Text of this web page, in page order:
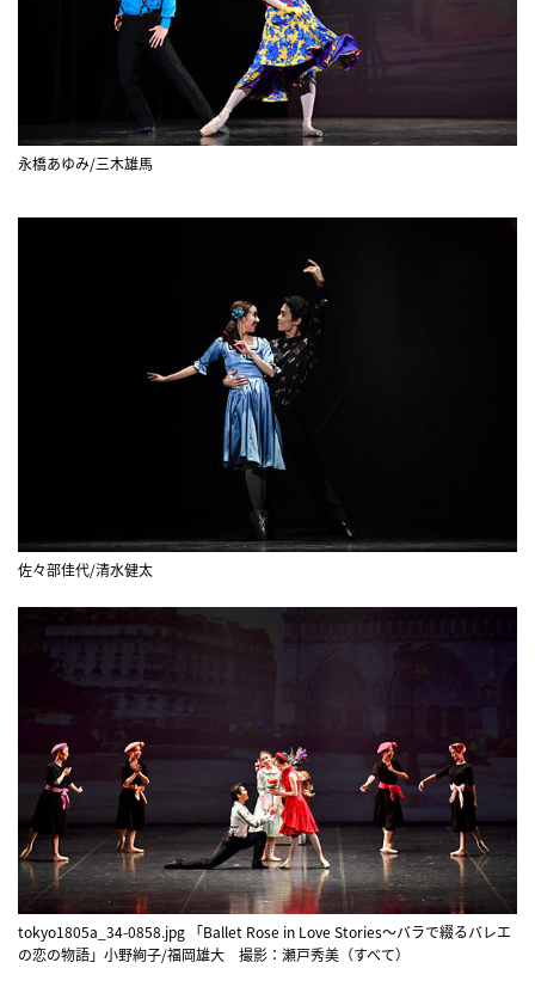
永橋あゆみ/三木雄馬
佐々部佳代/清水健太
tokyo1805a_34-0858.jpg 「Ballet Rose in Love Stories〜バラで綴るバレエ
の恋の物語」小野絢子/福岡雄大 撮影：瀬戸秀美（すべて）